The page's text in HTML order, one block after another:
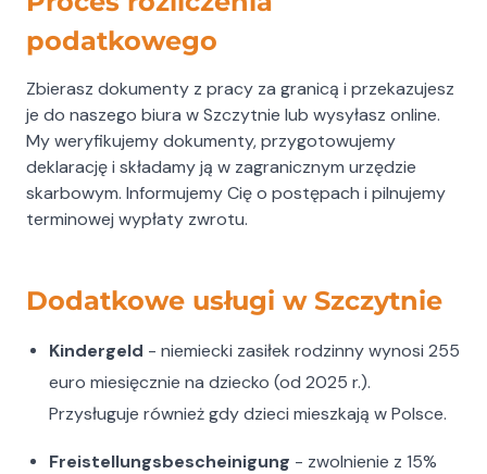
podatkowego
Zbierasz dokumenty z pracy za granicą i przekazujesz
je do naszego biura w Szczytnie lub wysyłasz online.
My weryfikujemy dokumenty, przygotowujemy
deklarację i składamy ją w zagranicznym urzędzie
skarbowym. Informujemy Cię o postępach i pilnujemy
terminowej wypłaty zwrotu.
Dodatkowe usługi w Szczytnie
Kindergeld - niemiecki zasiłek rodzinny wynosi 255
euro miesięcznie na dziecko (od 2025 r.).
Przysługuje również gdy dzieci mieszkają w Polsce.
Freistellungsbescheinigung - zwolnienie z 15%